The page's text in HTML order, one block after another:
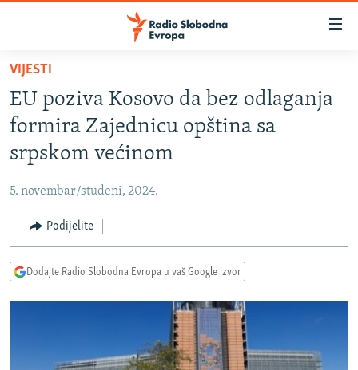
Pređite
glavni
sadržaj
na
glavnu
Pređite
na
pretragu
BOSNA I HERCEGOVINA
SRBIJA
CRNA GORA
VIZUELNO
RAT U UKRAJINI
VIJESTI
EU poziva Kosovo da bez odlaganja
formira Zajednicu opština sa
srpskom većinom
5. novembar/studeni, 2024.
Podijelite
Dodajte Radio Slobodna Evropa u vaš Google izvor